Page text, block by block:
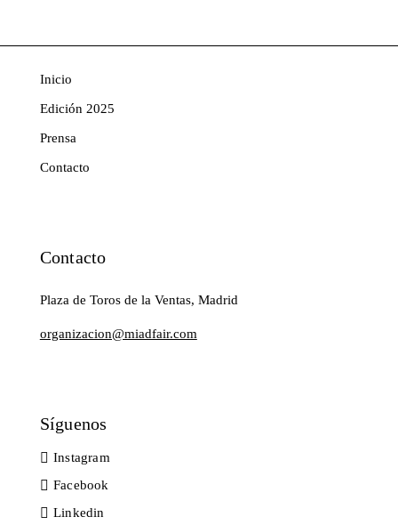
Inicio
Edición 2025
Prensa
Contacto
Contacto
Plaza de Toros de la Ventas, Madrid
organizacion@miadfair.com
Síguenos
Instagram
Facebook
Linkedin